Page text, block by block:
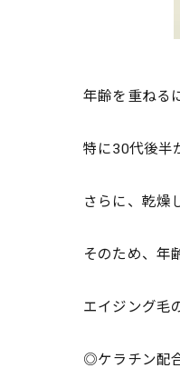
年齢を重ねる
特に30代後半
さらに、乾燥
そのため、年
エイジング毛
◎ケラチン配